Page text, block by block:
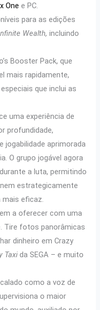
One e PC.
para as edições
Wealth, incluindo
Booster Pack, que
mais rapidamente,
que inclui as
uma experiência de
profundidade,
jogabilidade aprimorada
O grupo jogável agora
a luta, permitindo
estrategicamente
eficaz.
a oferecer com uma
Tire fotos panorâmicas
dinheiro em Crazy
Taxida SEGA – e muito
como a voz de
o maior